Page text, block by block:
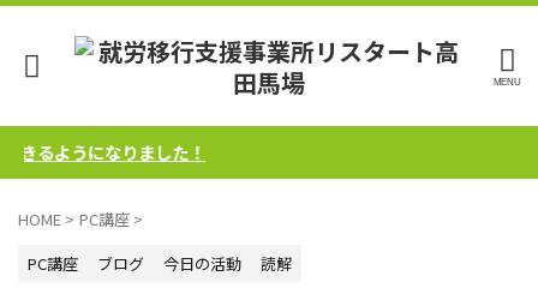
ようになりました！
HOME > PC講座 >
PC講座
ブログ 今日の活動 読解